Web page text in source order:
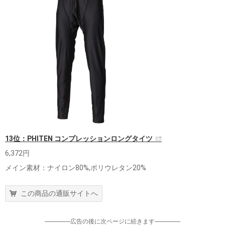
13位：PHITEN コンプレッションロングタイツ
6,372円
メイン素材：ナイロン80%,ポリウレタン20%
この商品の通販サイトへ
-----------------広告の後に次ページに続きます-----------------